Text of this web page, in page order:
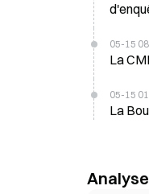
05-15
La
05-15
La